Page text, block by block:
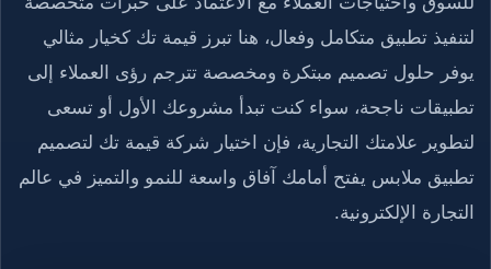
لتنفيذ تطبيق متكامل وفعال، هنا تبرز قيمة تك كخيار مثالي
يوفر حلول تصميم مبتكرة ومخصصة تترجم رؤى العملاء إلى
تطبيقات ناجحة، سواء كنت تبدأ مشروعك الأول أو تسعى
لتطوير علامتك التجارية، فإن اختيار شركة قيمة تك لتصميم
تطبيق ملابس يفتح أمامك آفاق واسعة للنمو والتميز في عالم
التجارة الإلكترونية.